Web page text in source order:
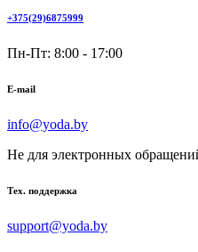
+375(29)6875999
Пн-Пт: 8:00 - 17:00
E-mail
info@yoda.by
Не для электронных
Тех. поддержка
support@yoda.by